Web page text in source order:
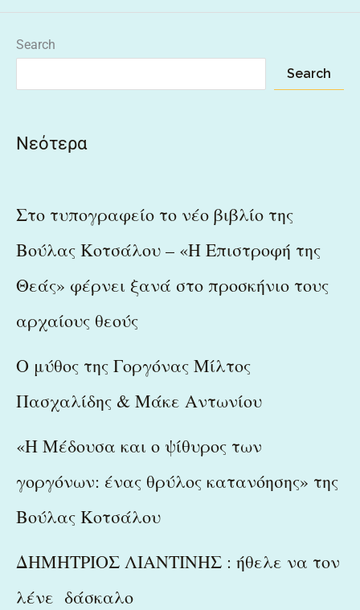
Search
Search
Νεότερα
Στο τυπογραφείο το νέο βιβλίο της
Βούλας Κοτσάλου – «Η Επιστροφή της
Θεάς» φέρνει ξανά στο προσκήνιο τους
αρχαίους θεούς
Ο μύθος της Γοργόνας Μίλτος
Πασχαλίδης & Μάκε Αντωνίου
«Η Μέδουσα και ο ψίθυρος των
γοργόνων: ένας θρύλος κατανόησης» της
Βούλας Κοτσάλου
ΔΗΜΗΤΡΙΟΣ ΛΙΑΝΤΙΝΗΣ : ήθελε να τον
λένε δάσκαλο